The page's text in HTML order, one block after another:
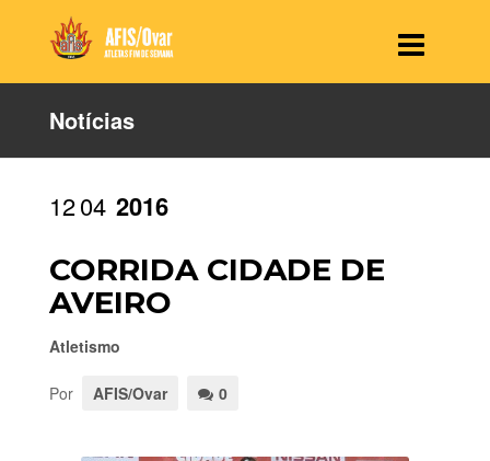
Notícias
1204 2016
CORRIDA CIDADE DE
AVEIRO
Atletismo
Por AFIS/Ovar 0